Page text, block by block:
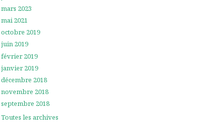
mars 2023
mai 2021
octobre 2019
juin 2019
février 2019
janvier 2019
décembre 2018
novembre 2018
septembre 2018
Toutes les archives